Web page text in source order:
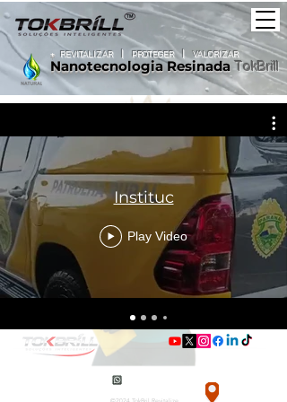
+REVITALIZAR | PROTEGER | VALORIZAR
Nanotecnologia Resinada TokBrill
Instituc
Play Video